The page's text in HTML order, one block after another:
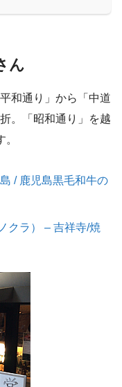
ん
和通り」から「中道
。「昭和通り」を越
/ 鹿児島黒毛和牛の
クラ） – 吉祥寺/焼